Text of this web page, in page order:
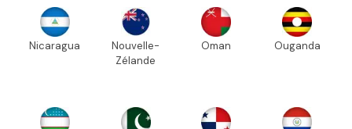
Nicaragua
Nouvelle-
Zélande
Oman Ouganda